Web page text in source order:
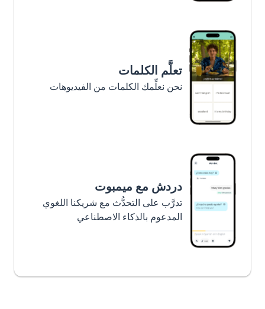
تعلَّم الكلمات
نحن نعلِّمك الكلمات من الفيديوهات
دردش مع ميمبوت
تدرَّب على التحدُّث مع شريكنا اللغوي
المدعوم بالذكاء الاصطناعي